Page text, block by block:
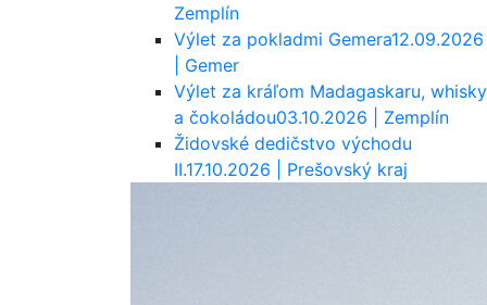
Zemplín
Výlet za pokladmi Gemera12.09.2026
| Gemer
Výlet za kráľom Madagaskaru, whisky
a čokoládou03.10.2026 | Zemplín
Židovské dedičstvo východu
II.17.10.2026 | Prešovský kraj